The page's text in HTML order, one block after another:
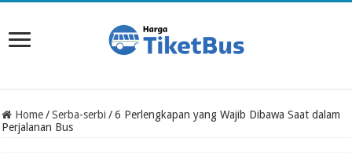
Home / Serba-serbi / 6 Perlengkapan yang Wajib Dibawa Saat dalam
Perjalanan Bus